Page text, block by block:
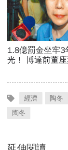
經濟 陶冬
陶冬